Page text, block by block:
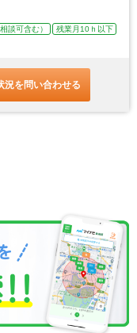
談可含む）
残業月10ｈ以下
況を問い合わせる